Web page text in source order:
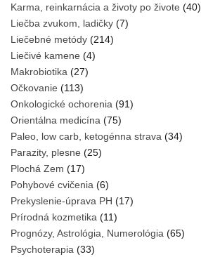
Karma, reinkarnácia a životy po živote (40)
Liečba zvukom, ladičky (7)
Liečebné metódy (214)
Liečivé kamene (4)
Makrobiotika (27)
Očkovanie (113)
Onkologické ochorenia (91)
Orientálna medicína (75)
Paleo, low carb, ketogénna strava (34)
Parazity, plesne (25)
Plochá Zem (17)
Pohybové cvičenia (6)
Prekyslenie-úprava PH (17)
Prírodná kozmetika (11)
Prognózy, Astrológia, Numerológia (65)
Psychoterapia (33)